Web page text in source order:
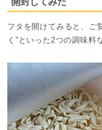
フタを開けてみると、ご
く”といった2つの調味料